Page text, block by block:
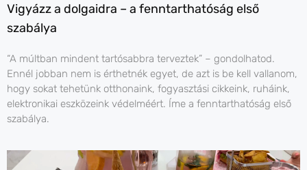
Vigyázz a dolgaidra – a fenntarthatóság első
szabálya
“A múltban mindent tartósabbra terveztek” – gondolhatod.
Ennél jobban nem is érthetnék egyet, de azt is be kell vallanom,
hogy sokat tehetünk otthonaink, fogyasztási cikkeink, ruháink,
elektronikai eszközeink védelméért. Íme a fenntarthatóság első
szabálya.